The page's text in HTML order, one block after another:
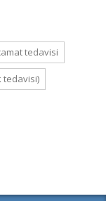
tedavisi
tedavisi)